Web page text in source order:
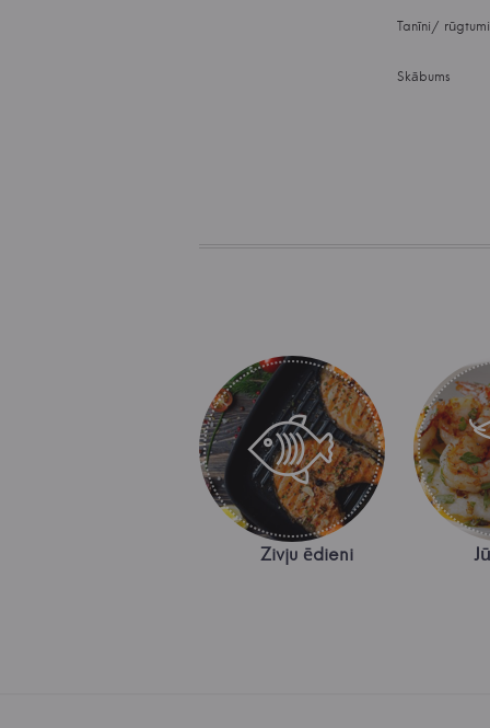
Tanīni/
Skābums
Zivju ēdieni